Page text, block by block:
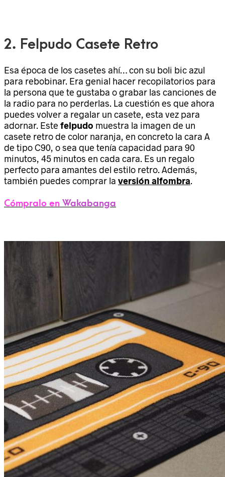
2. Felpudo Casete Retro
Esa época de los casetes ahí… con su boli bic azul
para rebobinar. Era genial hacer recopilatorios para
la persona que te gustaba o grabar las canciones de
la radio para no perderlas. La cuestión es que ahora
puedes volver a regalar un casete, esta vez para
adornar. Este felpudo muestra la imagen de un
casete retro de color naranja, en concreto la cara A
de tipo C90, o sea que tenía capacidad para 90
minutos, 45 minutos en cada cara. Es un regalo
perfecto para amantes del estilo retro. Además,
también puedes comprar la versión alfombra.
Cómpralo en Wakabanga